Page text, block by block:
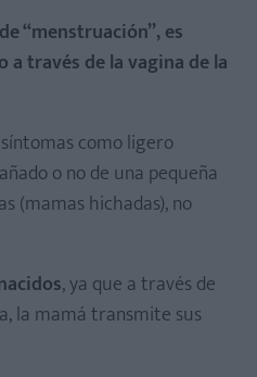
“menstruación”, es
través de la vagina de la
como ligero
o no de una pequeña
(mamas hichadas), no
, ya que a través de
la mamá transmite sus